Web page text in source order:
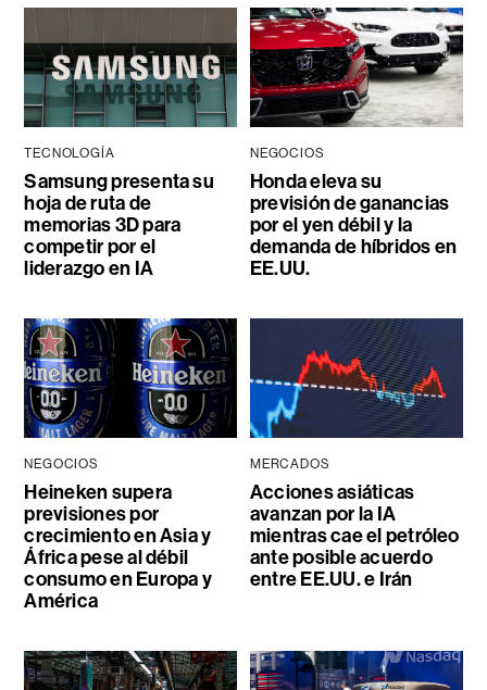
TECNOLOGÍA
Samsung presenta su
hoja de ruta de
memorias 3D para
competir por el
liderazgo en IA
NEGOCIOS
Honda eleva su
previsión de ganancias
por el yen débil y la
demanda de híbridos en
EE.UU.
NEGOCIOS
Heineken supera
previsiones por
crecimiento en Asia y
África pese al débil
consumo en Europa y
América
MERCADOS
Acciones asiáticas
avanzan por la IA
mientras cae el petróleo
ante posible acuerdo
entre EE.UU. e Irán